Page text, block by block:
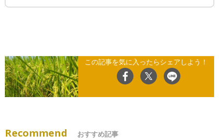
この記事を気に入ったらシェアしよう！
Recommend おすすめ記事